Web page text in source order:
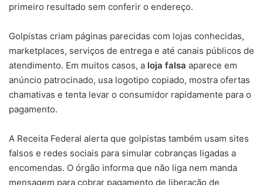
primeiro resultado sem conferir o endereço.
Golpistas criam páginas parecidas com lojas conhecidas,
marketplaces, serviços de entrega e até canais públicos de
atendimento. Em muitos casos, a loja falsa aparece em
anúncio patrocinado, usa logotipo copiado, mostra ofertas
chamativas e tenta levar o consumidor rapidamente para o
pagamento.
A Receita Federal alerta que golpistas também usam sites
falsos e redes sociais para simular cobranças ligadas a
encomendas. O órgão informa que não liga nem manda
mensagem para cobrar pagamento de liberação de